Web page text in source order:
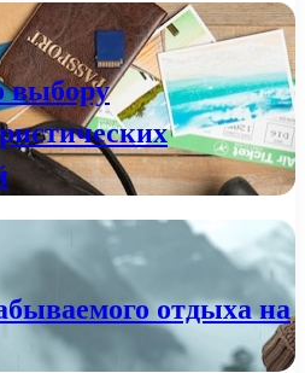
выбору
отдыха на